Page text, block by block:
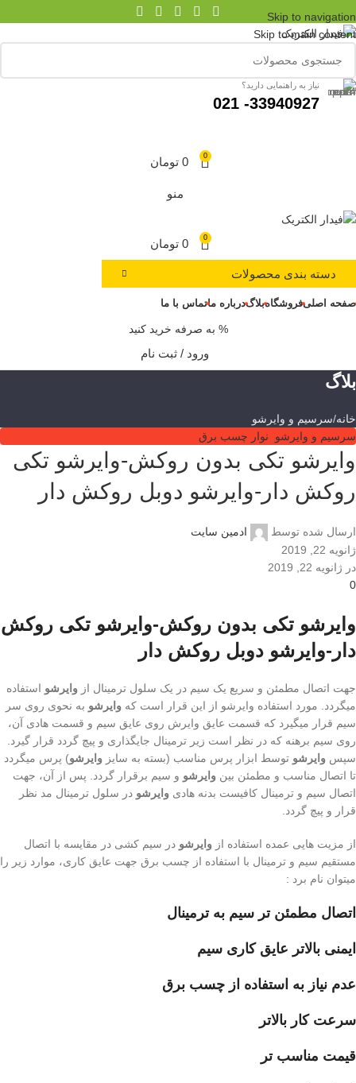
Skip to navigation
Skip to main content
نیاز به راهنمایی دارید؟
33940927- 021
0
0 تومان
منو
0
0 تومان
دسته بندی محصولات
صفحه اصلیفروشگاهبلاگدرباره ماتماس با ما
% به صرفه خرید کنید
ورود / ثبت نام
بلاگ
خانه سرسیم و وایرشو
سرسیم و وایرشو
نوار چسب برق
وایرشو تکی بدون روکش-وایرشو تکی
روکش دار-وایرشو دوبل روکش دار
ارسال شده توسط
ادمین سایت
ژانویه 22, 2019
در ژانویه 22, 2019
0
وایرشو تکی بدون روکش-وایرشو تکی روکش
دار-وایرشو دوبل روکش دار
جهت اتصال مطمئن و سریع یک سیم در یک سلول ترمینال از وایرشو استفاده
میگردد. مورد استفاده وایرشو از این قرار است که وایرشو به نحوی روی سر
سیم قرار میگیرد که قسمت عایق وایرش روی عایق سیم و قسمت هادی آن،
روی سیم برهنه که در نظر است زیر ترمینال جایگذاری و پیچ گردد قرار گیرد.
سپس وایرشو توسط ابزار پرس مناسب (بسته به سایز وایرشو) پرس میگردد
تا اتصال مناسب و مطمئن بین وایرشو و سیم برقرار گردد. پس از آن، جهت
اتصال سیم و ترمینال کافیست بدنه هادی وایرشو در سلول ترمینال مد نظر
قرار و پیچ گردد.
از مزیت هایی عمده استفاده از وایرشو در سیم کشی در مقایسه با اتصال
مستقیم سیم و ترمینال با استفاده از چسب برق جهت عایق کاری، موارد زیر را
میتوان نام برد :
اتصال مطمئن تر سیم به ترمینال
ایمنی بالاتر عایق کاری سیم
عدم نیاز به استفاده از چسب برق
سرعت کار بالاتر
قیمت مناسب تر